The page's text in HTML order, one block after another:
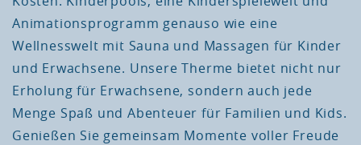
Animationsprogramm genauso wie eine
Wellnesswelt mit Sauna und Massagen für Kinder
und Erwachsene. Unsere Therme bietet nicht nur
Erholung für Erwachsene, sondern auch jede
Menge Spaß und Abenteuer für Familien und Kids.
Genießen Sie gemeinsam Momente voller Freude